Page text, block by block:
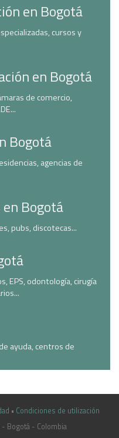
en Bogotá
cursos y
en Bogotá
de comercio,
Bogotá
agencias de
Bogotá
pubs, discotecas...
EPS, odontología, cirugía
ayuda, centros de
• Condiciones de utilización
Bogotá - Colombia